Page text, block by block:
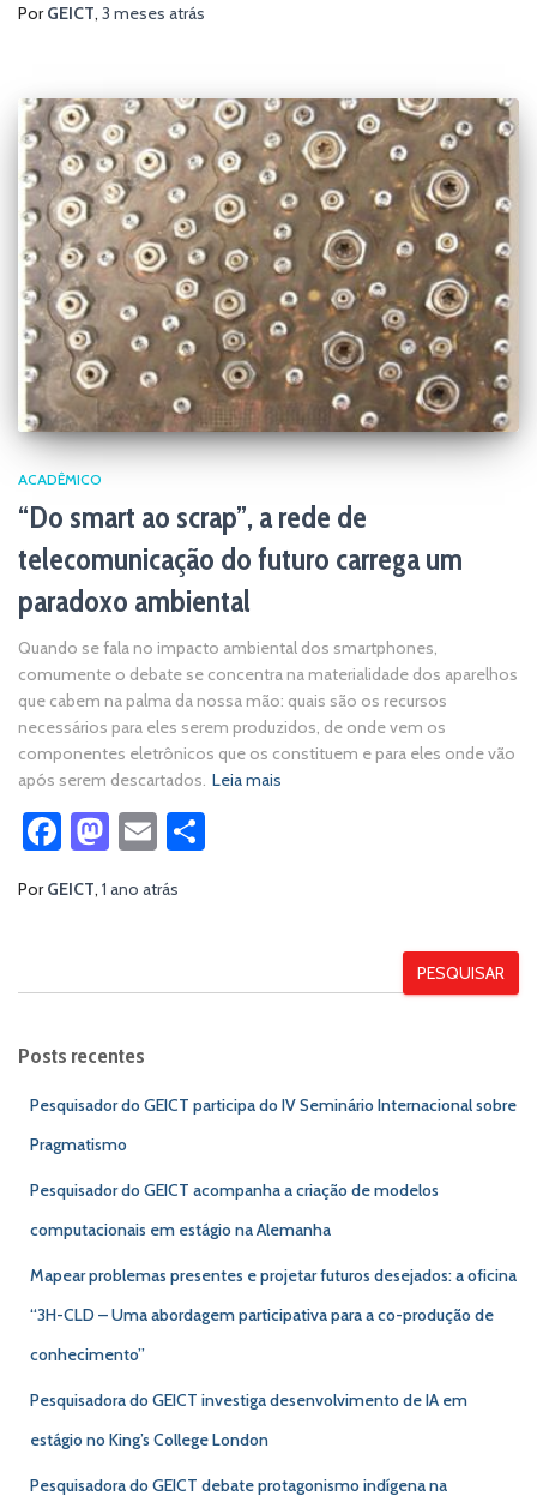
PorGEICT, 3 meses atrás
ACADÊMICO
“Do smart ao scrap”, a rede de
telecomunicação do futuro carrega um
paradoxo ambiental
Quando se fala no impacto ambiental dos smartphones,
comumente o debate se concentra na materialidade dos aparelhos
que cabem na palma da nossa mão: quais são os recursos
necessários para eles serem produzidos, de onde vem os
componentes eletrônicos que os constituem e para eles onde vão
após serem descartados. Leia mais
Facebook
Mastodon
Email
PorGEICT, 1 ano atrás
PESQUISAR
Posts recentes
Pesquisador do GEICT participa do IV Seminário Internacional sobre
Pragmatismo
Pesquisador do GEICT acompanha a criação de modelos
computacionais em estágio na Alemanha
Mapear problemas presentes e projetar futuros desejados: a oficina
“3H-CLD – Uma abordagem participativa para a co-produção de
conhecimento”
Pesquisadora do GEICT investiga desenvolvimento de IA em
estágio no King’s College London
Pesquisadora do GEICT debate protagonismo indígena na